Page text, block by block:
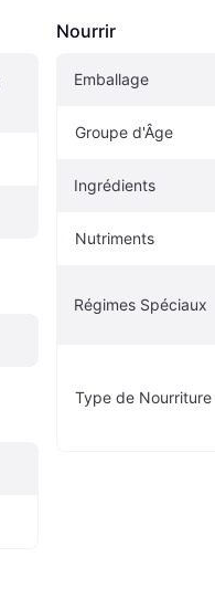
Nourrir
Emballage
Groupe d'Âge
Ingrédients
Nutriments
Régimes Spéciaux
Type de Nourriture